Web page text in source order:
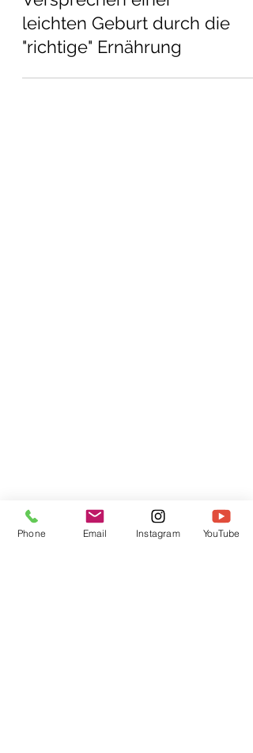
Versprechen einer
leichten Geburt durch die
Phone Email Instagram YouTube